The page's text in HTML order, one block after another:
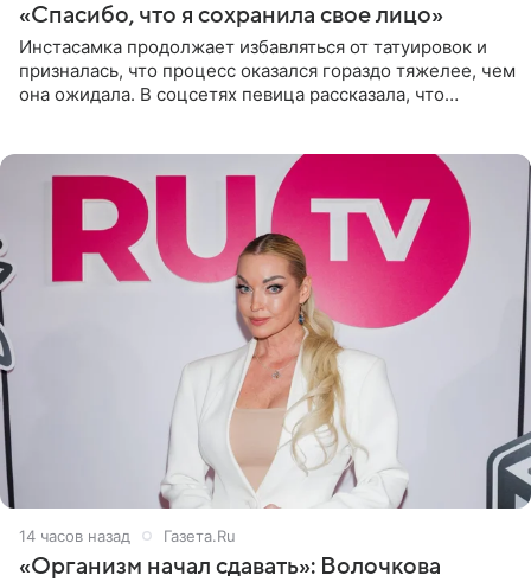
«Спасибо, что я сохранила свое лицо»
Инстасамка продолжает избавляться от татуировок и
призналась, что процесс оказался гораздо тяжелее, чем
она ожидала. В соцсетях певица рассказала, что
14 часов назад Газета.Ru
«Организм начал сдавать»: Волочкова